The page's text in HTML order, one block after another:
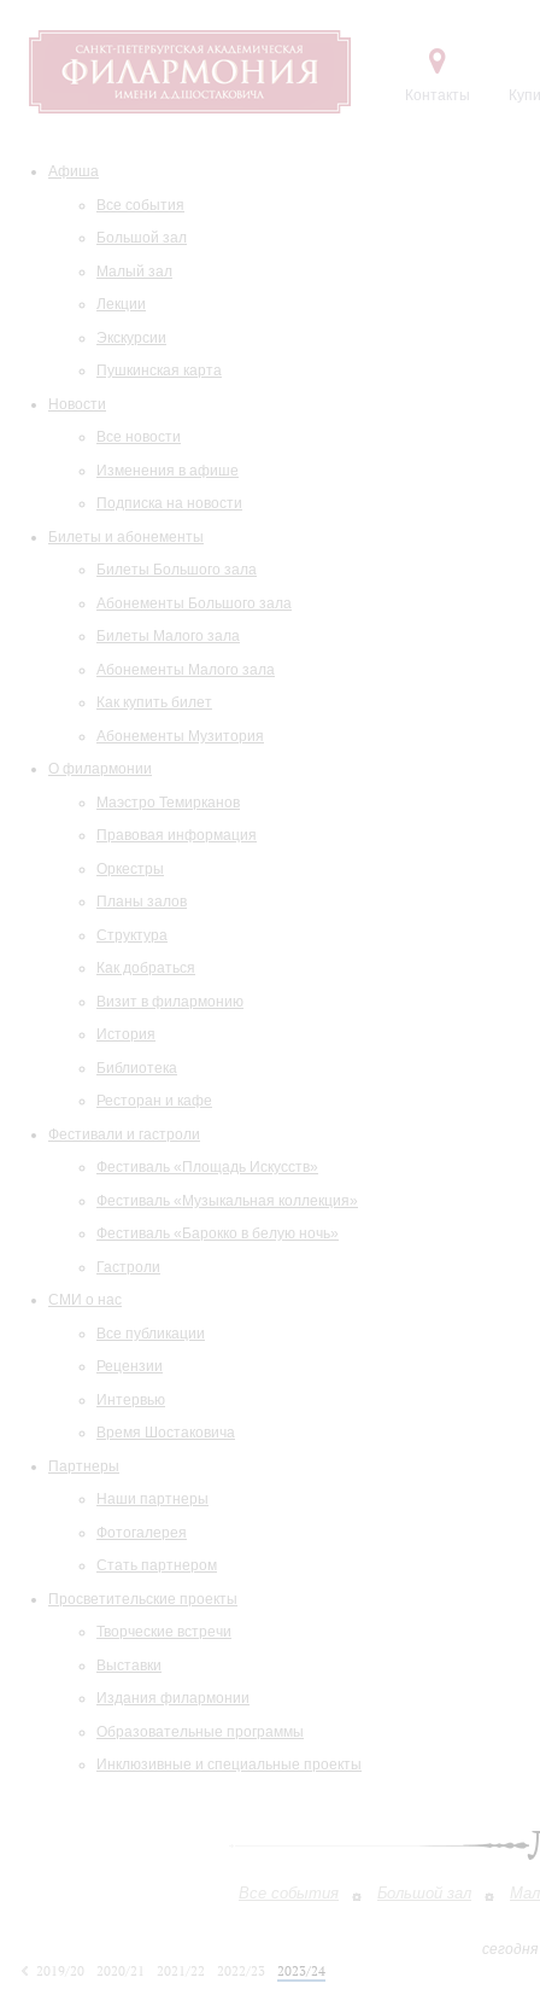
Контакты
Афиша
Все события
Большой зал
Малый зал
Лекции
Экскурсии
Пушкинская карта
Новости
Все новости
Изменения в афише
Подписка на новости
Билеты и абонементы
Билеты Большого зала
Абонементы Большого зала
Билеты Малого зала
Абонементы Малого зала
Как купить билет
Абонементы Музитория
О филармонии
Маэстро Темирканов
Правовая информация
Оркестры
Планы залов
Структура
Как добраться
Визит в филармонию
История
Библиотека
Ресторан и кафе
Фестивали и гастроли
Фестиваль «Площадь Искусств»
Фестиваль «Музыкальная коллекция»
Фестиваль «Барокко в белую ночь»
Гастроли
СМИ о нас
Все публикации
Рецензии
Интервью
Время Шостаковича
Партнеры
Наши партнеры
Фотогалерея
Стать партнером
Просветительские проекты
Творческие встречи
Выставки
Издания филармонии
Образовательные программы
Инклюзивные и специальные проекты
Все события Большой зал
2019/20
2020/21 2021/22 2022/23
2023/24